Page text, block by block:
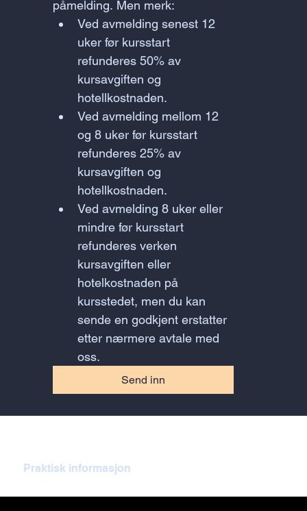
påmelding. Men merk:
Ved avmelding senest 12
uker før kursstart
refunderes 50% av
kursavgiften og
hotellkostnaden.
Ved avmelding mellom 12
og 8 uker før kursstart
refunderes 25% av
kursavgiften og
hotellkostnaden.
Ved avmelding 8 uker eller
mindre før kursstart
refunderes verken
kursavgiften eller
hotelkostnaden på
kursstedet, men du kan
sende en godkjent erstatter
etter nærmere avtale med
oss.
Send inn
Praktisk informasjon